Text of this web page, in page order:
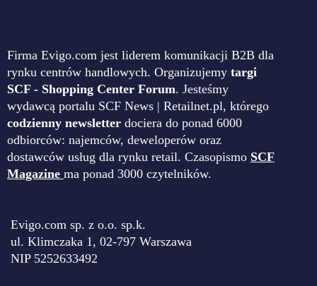
Firma Evigo.com jest liderem komunikacji B2B dla
rynku centrów handlowych. Organizujemy targi
SCF - Shopping Center Forum. Jesteśmy
wydawcą portalu SCF News | Retailnet.pl, którego
codzienny newsletter dociera do ponad 6000
odbiorców: najemców, deweloperów oraz
dostawców usług dla rynku retail. Czasopismo SCF
Magazine ma ponad 3000 czytelników.
Evigo.com sp. z o.o. sp.k.
ul. Klimczaka 1, 02-797 Warszawa
NIP 5252633492